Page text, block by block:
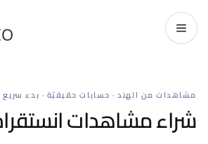
تخطّي إلى المحتوى
مشاهدات من الهند · حسابات حقيقيّة · بدء سريع
شراء مشاهدات